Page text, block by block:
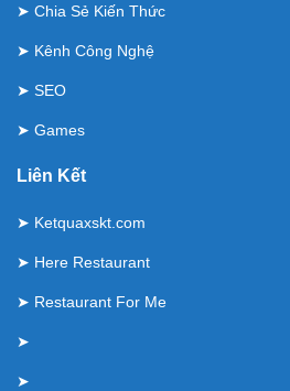
➤ Chia Sẻ Kiến Thức
➤ Kênh Công Nghệ
➤ SEO
➤ Games
Liên Kết
➤ Ketquaxskt.com
➤ Here Restaurant
➤ Restaurant For Me
➤
➤